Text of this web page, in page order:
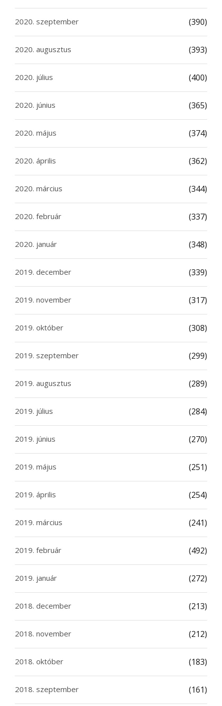
2020. szeptember (390)
2020. augusztus (393)
2020. július (400)
2020. június (365)
2020. május (374)
2020. április (362)
2020. március (344)
2020. február (337)
2020. január (348)
2019. december (339)
2019. november (317)
2019. október (308)
2019. szeptember (299)
2019. augusztus (289)
2019. július (284)
2019. június (270)
2019. május (251)
2019. április (254)
2019. március (241)
2019. február (492)
2019. január (272)
2018. december (213)
2018. november (212)
2018. október (183)
2018. szeptember (161)